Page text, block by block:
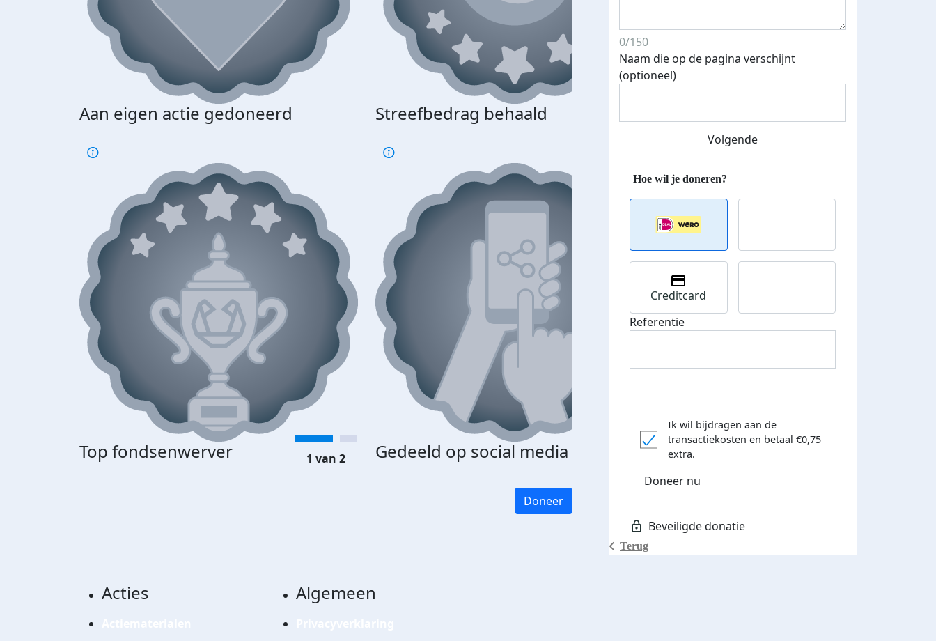
Aan eigen actie gedoneerd Streefbedrag behaald
Top fondsenwerver Gedeeld op social media Donateurs bedankt
1 van 2
Doneer
0/150
Naam die op de pagina verschijnt
(optioneel)
Volgende
Terug
Creditcard
Referentie
Ik wil bijdragen aan de
transactiekosten en betaal €0,75
extra.
Doneer nu
Acties Algemeen